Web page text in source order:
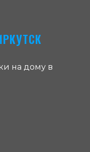
на дому в